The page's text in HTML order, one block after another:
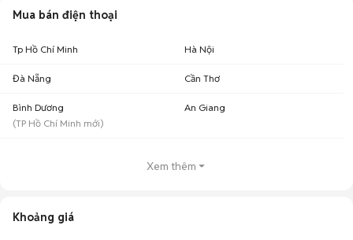
Mua bán điện thoại
Tp Hồ Chí Minh Hà Nội
Đà Nẵng Cần Thơ
Bình Dương
(TP Hồ Chí Minh mới)
An Giang
Xem thêm
Khoảng giá